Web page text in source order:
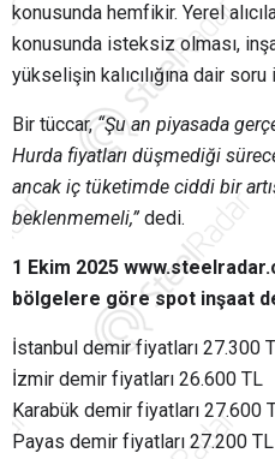
konusunda hemfikir. Yerel
konusunda isteksiz olması,
yükselişin kalıcılığına dair
Bir tüccar,“Şu an piyasada
Hurda fiyatları düşmediği
ancak iç tüketimde ciddi bir
beklenmemeli,” dedi.
1 Ekim 2025
bölgelere göre spot inşaat
İstanbul demir fiyatları 27.300
İzmir demir fiyatları 26.600 TL
Karabük demir fiyatları 27.600
Payas demir fiyatları 27.200 TL